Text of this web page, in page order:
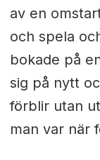
av en
och spela
bokade på
sig på nytt
förblir utan
man var när